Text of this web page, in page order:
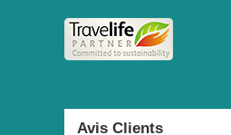
Avis Clients